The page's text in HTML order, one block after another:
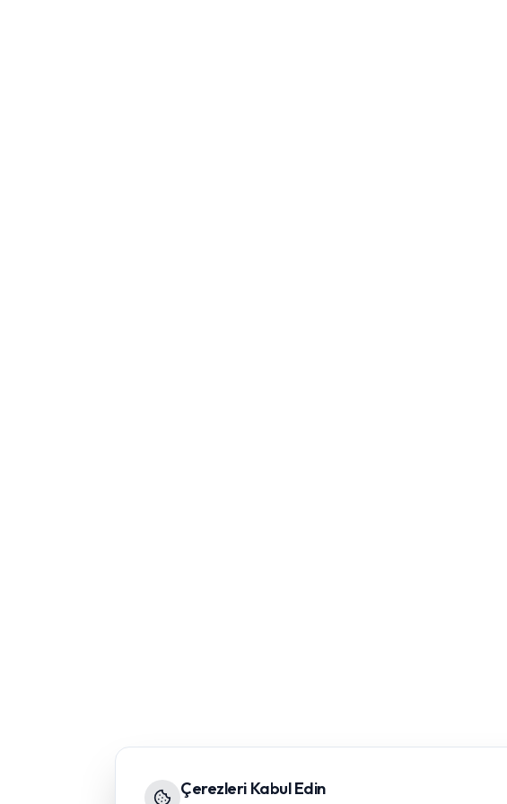
Çerezleri Kabul Edin